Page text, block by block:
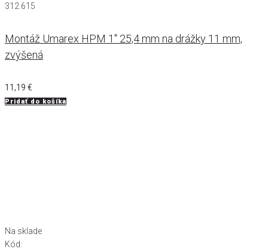
312.615
Montáž Umarex HPM 1" 25,4 mm na drážky 11 mm,
zvýšená
11,19 €
Pridať do košíka
Na sklade
Kód: